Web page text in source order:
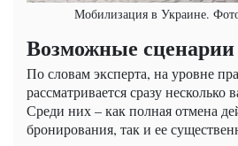
Мобилизация в Украине.
Возможные
По словам эксперта, на уровне
рассматривается сразу несколько
Среди них – как полная отмена
бронирования, так и ее